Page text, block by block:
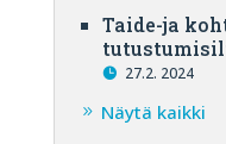
Taide-ja
27.2. 2024
Näytä kaikki